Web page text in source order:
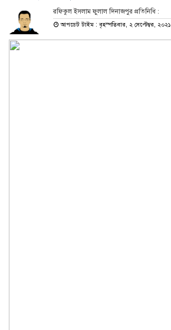
রফিকুল ইসলাম ফুলাল দিনাজপুর প্রতিনিধি :
আপডেট টাইম : বৃহস্পতিবার, ২ সেপ্টেম্বর, ২০২১